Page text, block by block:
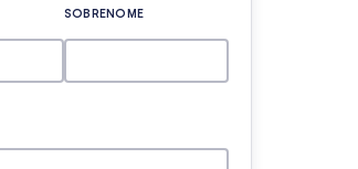
SOBRENOME